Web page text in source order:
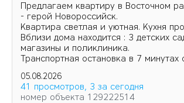
Предлагаем квартиру в Восточном
- герой Новороссийск.
Квартира светлая и уютная. Кухня
Вблизи дома находится : 3 детских
магазины и поликлиника.
Транспортная остановка в 7 минутах
05.08.2026
41 просмотров, 3 за сегодня
номер объекта 129222514